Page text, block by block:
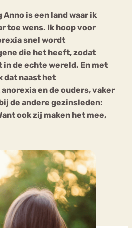
is een land waar ik
toe wens. Ik hoop voor
snel wordt
die het heeft, zodat
de echte wereld. En met
dat naast het
en de ouders, vaker
de andere gezinsleden:
ook zij maken het mee,